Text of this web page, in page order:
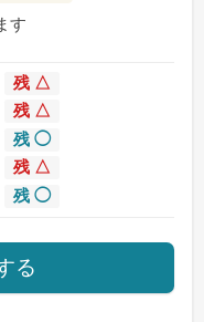
す
残 △
残 △
残 ◯
残 △
残 ◯
る